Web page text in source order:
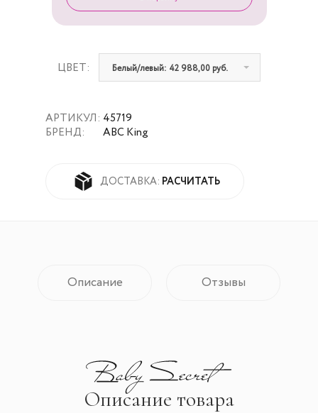
АРТИКУЛ:
БРЕНД:
45719
ABC King
ДОСТАВКА: РАСЧИТАТЬ
ЦВЕТ: Белый/левый: 42 988,00 руб.
Описание Отзывы
Описание товара